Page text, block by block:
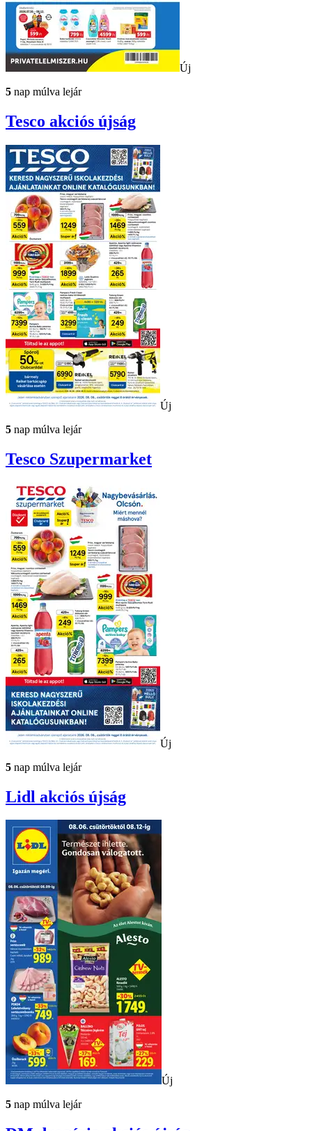
Új
5 nap múlva lejár
Tesco akciós újság
Új
5 nap múlva lejár
Tesco Szupermarket
Új
5 nap múlva lejár
Lidl akciós újság
Új
5 nap múlva lejár